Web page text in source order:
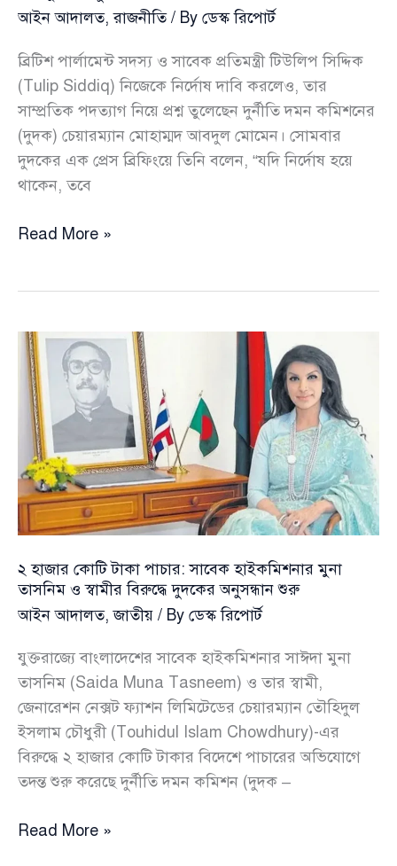
আইন আদালত,রাজনীতি/ By ডেস্ক রিপোর্ট
ব্রিটিশ পার্লামেন্ট সদস্য ও সাবেক প্রতিমন্ত্রী টিউলিপ সিদ্দিক
(Tulip Siddiq) নিজেকে নির্দোষ দাবি করলেও, তার
সাম্প্রতিক পদত্যাগ নিয়ে প্রশ্ন তুলেছেন দুর্নীতি দমন কমিশনের
(দুদক) চেয়ারম্যান মোহাম্মদ আবদুল মোমেন। সোমবার
দুদকের এক প্রেস ব্রিফিংয়ে তিনি বলেন, “যদি নির্দোষ হয়ে
থাকেন, তবে
নির্দোষ
কেন
—
টিউলিপ
সিদ্দিককে
ঘিরে
প্রশ্ন
তুললেন
দুদক
চেয়ারম্যান
Read More »
২ হাজার কোটি টাকা পাচার: সাবেক হাইকমিশনার মুনা
তাসনিম ও স্বামীর বিরুদ্ধে দুদকের অনুসন্ধান শুরু
আইন আদালত,জাতীয় / By ডেস্ক রিপোর্ট
যুক্তরাজ্যে বাংলাদেশের সাবেক হাইকমিশনার সাঈদা মুনা
তাসনিম (Saida Muna Tasneem) ও তার স্বামী,
জেনারেশন নেক্সট ফ্যাশন লিমিটেডের চেয়ারম্যান তৌহিদুল
ইসলাম চৌধুরী (Touhidul Islam Chowdhury)-এর
বিরুদ্ধে ২ হাজার কোটি টাকার বিদেশে পাচারের অভিযোগে
তদন্ত শুরু করেছে দুর্নীতি দমন কমিশন (দুদক –
২
Read More »